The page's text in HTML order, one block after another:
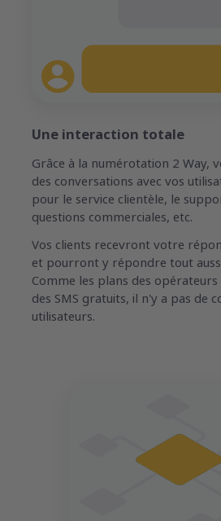
Une interaction totale
Grâce à la numérotation 2 Way,
des conversations avec vos
pour le service clientèle, le
questions commerciales, etc.
Vos clients recevront votre
et pourront y répondre tout
Comme les plans des
des SMS gratuits, il n'y a pas de
utilisateurs.